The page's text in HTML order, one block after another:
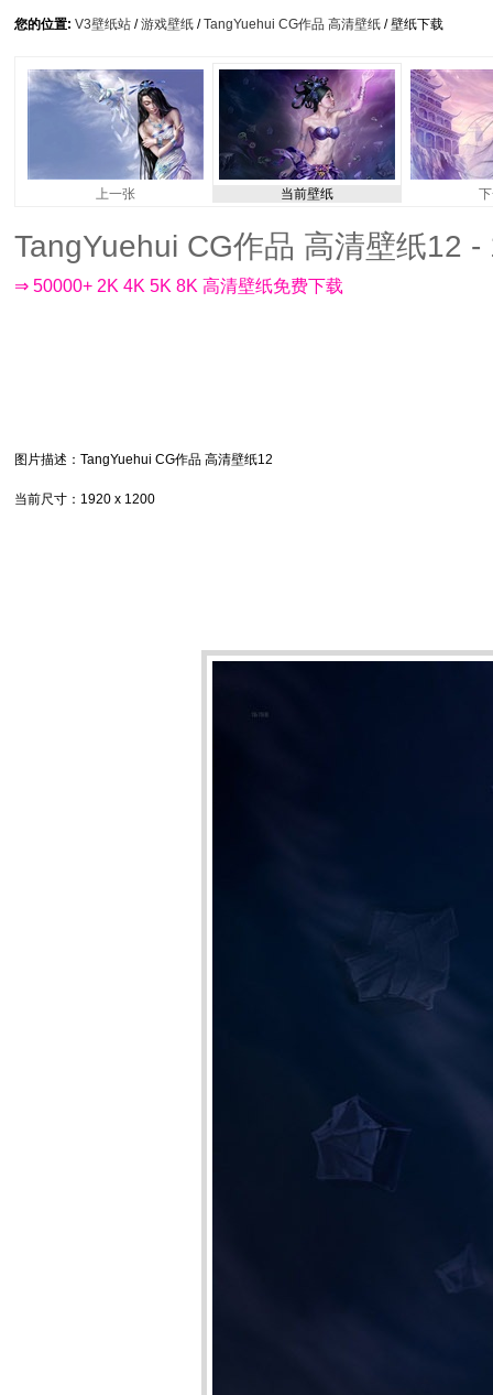
您的位置: V3壁纸站 /游戏壁纸 /TangYuehui CG作品 高清壁纸 / 壁纸下载
上一张 当前壁纸
TangYuehui CG作品 高清壁纸12
⇒ 50000+ 2K 4K 5K 8K 高清壁纸免费下载
图片描述 ：TangYuehui CG作品 高清壁纸12
当前尺寸 ：1920 x 1200